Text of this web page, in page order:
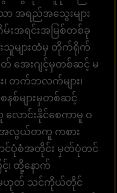
ာ အရည်အသွေးများ
မ်းအရင်းအမြစ်တစ်ခု
းသူများထံမှ တိုက်ရိုက်
တ် အေးဂျင့်မှတစ်ဆင့် မ
၊ တက်ဘလက်များ၊
စနစ်များမှတစ်ဆင့်
ောင်းနိုင်စေကာမူ ဝ
လွယ်တကူ ကစား
ာင်ပုံစံအတိုင်း မှတ်ပုံတင်
င့်၊ ထို့နောက်
မဟုတ် သင်ကိုယ်တိုင်